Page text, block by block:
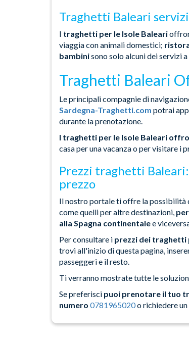
Traghetti Baleari
I traghetti per le Isole Baleari
viaggia con animali domestici;
bambinisono solo alcuni dei servizi
Traghetti Baleari
Le principali compagnie di
Sardegna-Traghetti.com potrai
durante la prenotazione.
I traghetti per le Isole Baleari
casa per una vacanza o per visitare i
Prezzi traghetti
prezzo
Il nostro portale ti offre la possibilità
come quelli per altre destinazioni,
alla Spagna continentalee
Per consultare i prezzi dei traghetti
trovi all'inizio di questa pagina,
passeggeri e il resto.
Ti verranno mostrate tutte le
Se preferisci puoi prenotare il tuo
numero 0781965020o richiedere un